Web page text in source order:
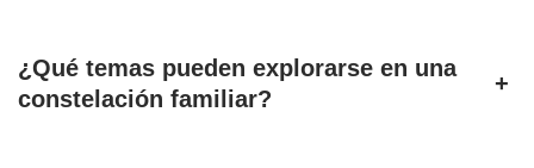
¿Qué temas pueden explorarse en una
constelación familiar?
+